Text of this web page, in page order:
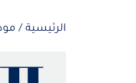
الرئيسية /